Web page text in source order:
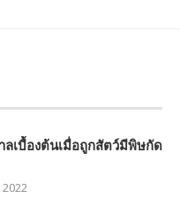
ลเบื้องต้นเมื่อถูกสัตว์มีพิษกัด